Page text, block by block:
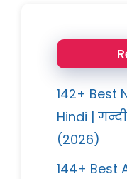
142+ Best
Hindi |
(2026)
144+ Best